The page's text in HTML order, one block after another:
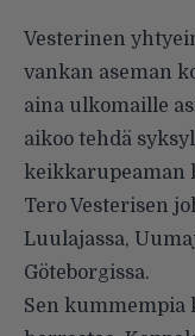
Vesterinen
vankan aseman
aina ulkomaille
aikoo tehdä
keikkarupeaman
Tero Vesterisen
Luulajassa,
Göteborgissa.
Sen